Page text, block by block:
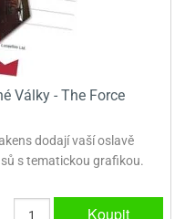
Války - The Force
dodají vaší oslavě
s tematickou grafikou.
Koupit